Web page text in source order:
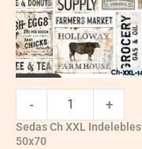
- +
Sedas Ch XXL Indelebles
50x70